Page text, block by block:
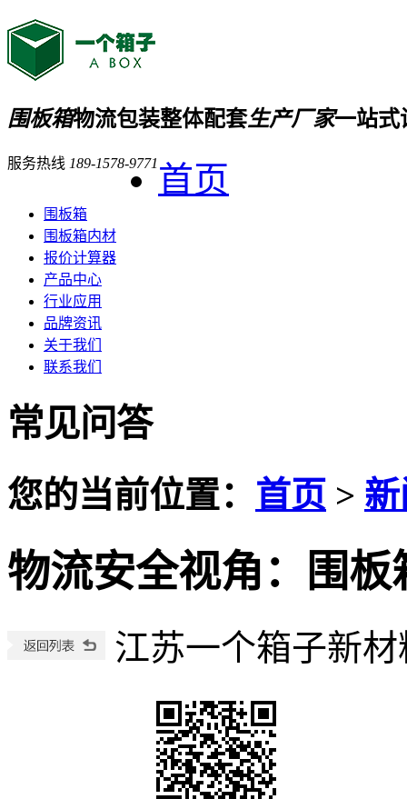
围板箱物流包装整体配套生产厂家一站式
服务热线 189-1578-9771 首页
围板箱
围板箱内材
报价计算器
产品中心
行业应用
品牌资讯
关于我们
联系我们
常见问答
您的当前位置： 首页 >
物流安全视角：围
江苏一个箱子新